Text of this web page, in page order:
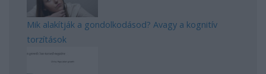
Mik alakítják a gondolkodásod? Avagy a kognitív
torzítások